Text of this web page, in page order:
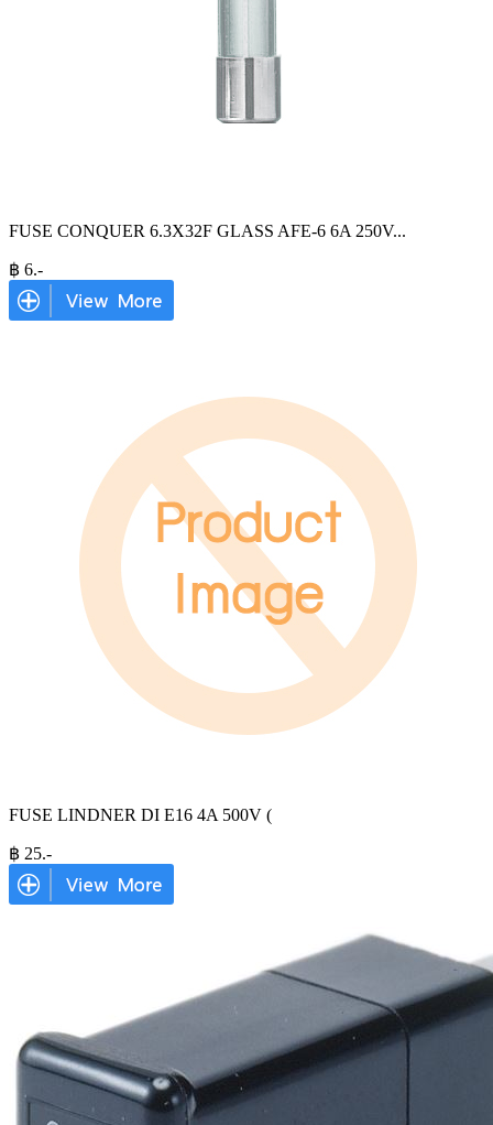
FUSE CONQUER 6.3X32F GLASS AFE-6 6A 250V...
฿ 6.-
FUSE LINDNER DI E16 4A 500V (
฿ 25.-